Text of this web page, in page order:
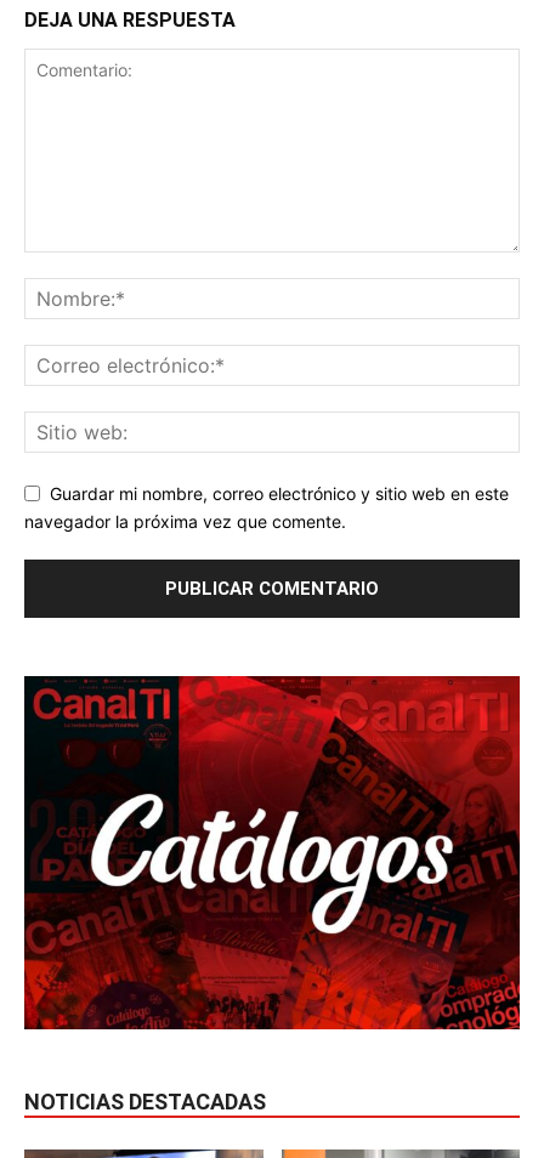
DEJA UNA RESPUESTA
Guardar mi nombre, correo electrónico y sitio web en este
navegador la próxima vez que comente.
NOTICIAS DESTACADAS